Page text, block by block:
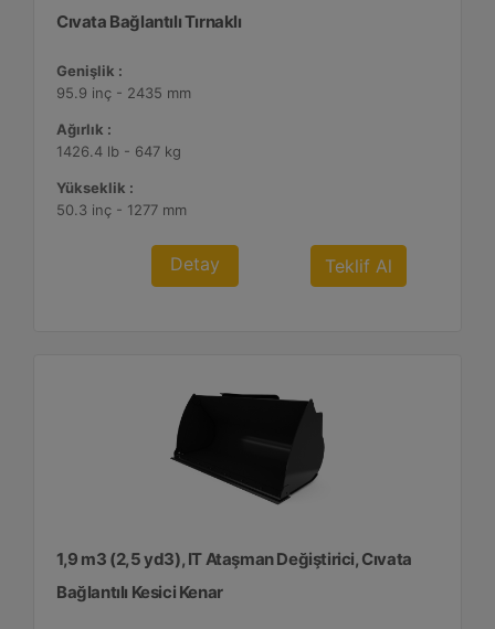
Cıvata Bağlantılı Tırnaklı
Genişlik :
95.9 inç - 2435 mm
Ağırlık :
1426.4 lb - 647 kg
Yükseklik :
50.3 inç - 1277 mm
Detay Teklif Al
1,9 m3 (2,5 yd3), IT Ataşman Değiştirici, Cıvata
Bağlantılı Kesici Kenar